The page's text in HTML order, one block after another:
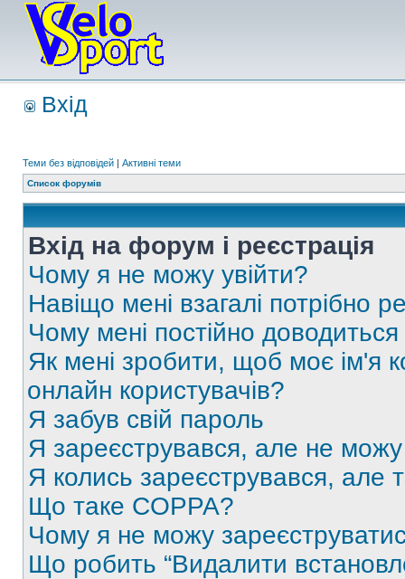
Вхід
Теми без відповідей | Активні теми
Список форумів
Вхід на форум і реєстрація
Чому я не можу увійти?
Навіщо мені взагалі потрібно
Чому мені постійно
Як мені зробити, щоб моє ім'я
онлайн користувачів?
Я забув свій пароль
Я зареєструвався, але не
Я колись зареєструвався,
Що таке COPPA?
Чому я не можу
Що робить “Видалити